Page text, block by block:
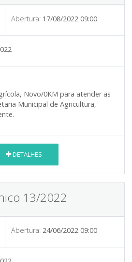
Abertura: 17/08/2022 09:00
Novo/0KM para atender as
Municipal de Agricultura,
DETALHES
13/2022
Abertura: 24/06/2022 09:00